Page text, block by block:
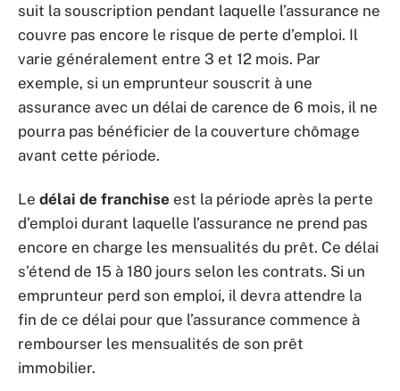
suit la souscription pendant laquelle l’assurance ne
couvre pas encore le risque de perte d’emploi. Il
varie généralement entre 3 et 12 mois. Par
exemple, si un emprunteur souscrit à une
assurance avec un délai de carence de 6 mois, il ne
pourra pas bénéficier de la couverture chômage
avant cette période.
Le délai de franchise est la période après la perte
d’emploi durant laquelle l’assurance ne prend pas
encore en charge les mensualités du prêt. Ce délai
s’étend de 15 à 180 jours selon les contrats. Si un
emprunteur perd son emploi, il devra attendre la
fin de ce délai pour que l’assurance commence à
rembourser les mensualités de son prêt
immobilier.